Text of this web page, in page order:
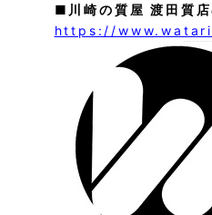
■ 川崎の質屋 渡田質店
https://